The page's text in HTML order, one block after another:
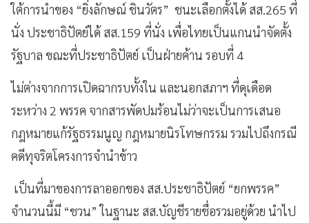
ใต้การนำของ “ยิ่งลักษณ์ ชินวัตร” ชนะเลือกตั้งได้ สส.265 ที่
นั่ง ประชาธิปัตย์ได้ สส.159 ที่นั่ง เพื่อไทยเป็นแกนนำจัดตั้ง
รัฐบาล ขณะที่ประชาธิปัตย์ เป็นฝ่ายค้าน รอบที่ 4
ไม่ต่างจากการเปิดฉากรบทั้งใน และนอกสภาฯ ที่ดุเดือด
ระหว่าง 2 พรรค จากสารพัดปมร้อนไม่ว่าจะเป็นการเสนอ
กฎหมายแก้รัฐธรรมนูญ กฎหมายนิรโทษกรรม รวมไปถึงกรณี
คดีทุจริตโครงการจำนำข้าว
เป็นที่มาของการลาออกของ สส.ประชาธิปัตย์ “ยกพรรค”
จำนวนนี้มี “ชวน” ในฐานะ สส.บัญชีรายชื่อรวมอยู่ด้วย นำไป